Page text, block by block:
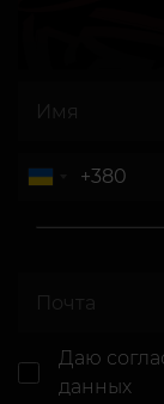
Даю
данных